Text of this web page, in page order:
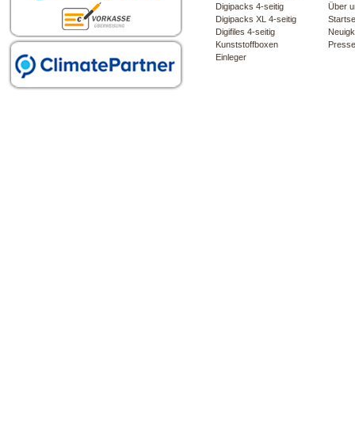
Digipacks 4-seitig
Digipacks XL 4-seitig
Digifiles 4-seitig
Kunststoffboxen
Einleger
Über